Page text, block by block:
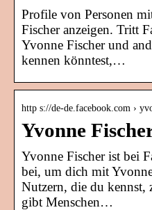
Profile von Personen
Fischer anzeigen. Tritt
Yvonne Fischer und
kennen könntest,…
http s://de-de.facebook.com ›
Yvonne
Yvonne Fischer ist bei
bei, um dich mit
Nutzern, die du kennst,
gibt Menschen…